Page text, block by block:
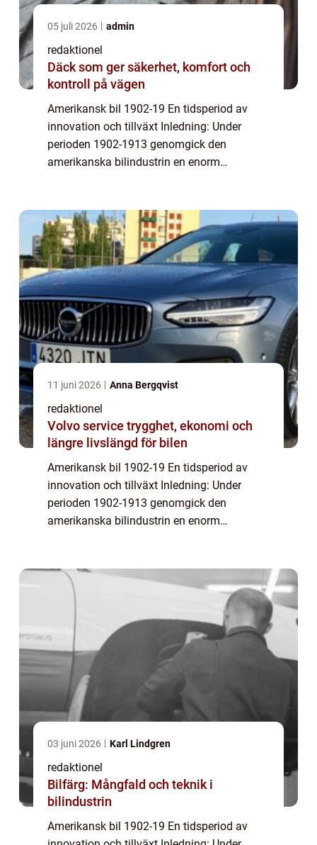
05 juli 2026 admin
redaktionel
Däck som ger säkerhet, komfort och
kontroll på vägen
Amerikansk bil 1902-19 En tidsperiod av
innovation och tillväxt Inledning: Under
perioden 1902-1913 genomgick den
amerikanska bilindustrin en enorm
framsteg och fö...
11 juni 2026 Anna Bergqvist
redaktionel
Volvo service trygghet, ekonomi och
längre livslängd för bilen
Amerikansk bil 1902-19 En tidsperiod av
innovation och tillväxt Inledning: Under
perioden 1902-1913 genomgick den
amerikanska bilindustrin en enorm
framsteg och fö...
03 juni 2026 Karl Lindgren
redaktionel
Bilfärg: Mångfald och teknik i
bilindustrin
Amerikansk bil 1902-19 En tidsperiod av